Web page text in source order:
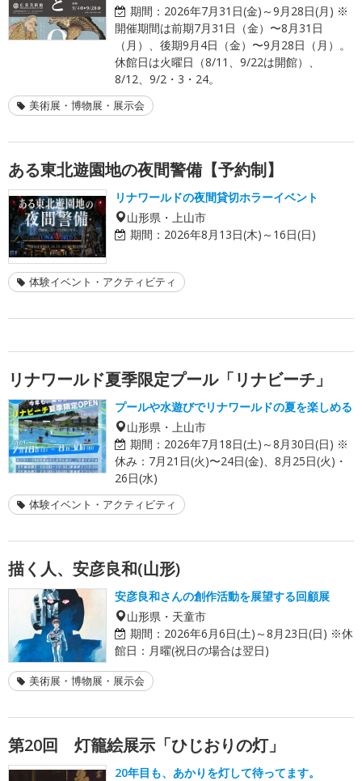
期間： 2026年7月31日(金)～9月28日(月) ※
開催期間は前期7月31日（金）〜8月31日
（月）、後期9月4日（金）〜9月28日（月）。
休館日は火曜日（8/11、9/22は開館）、
8/12、9/2・3・24。
美術展・博物展・展示会
ある東北遊園地の夜間警備【予約制】
リナワールドの夜間貸切ホラーイベント
山形県・上山市
期間： 2026年8月13日(木)～16日(日)
体験イベント・アクティビティ
リナワールド夏季限定プール「リナビーチ」
プールや水遊びでリナワールドの夏を楽しめる
山形県・上山市
期間： 2026年7月18日(土)～8月30日(日) ※
休み：7月21日(火)〜24日(金)、8月25日(火)・
26日(水)
体験イベント・アクティビティ
描く人、安彦良和(山形)
安彦良和さんの創作活動を展望する回顧展
山形県・天童市
期間： 2026年6月6日(土)～8月23日(日) ※休
館日：月曜(祝日の場合は翌日)
美術展・博物展・展示会
第20回 灯籠絵展示「ひじおりの灯」
20年目も、あかりを灯して待ってます。